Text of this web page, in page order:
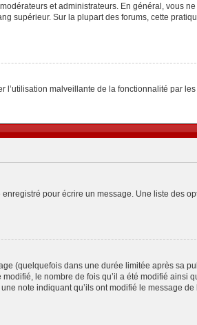
et administrateurs. En général, vous
supérieur. Sur la plupart des forums, cette
l’utilisation malveillante de la fonctionnalité par
pour écrire un message. Une liste des
(quelquefois dans une durée limitée après sa
le nombre de fois qu’il a été modifié ainsi
note indiquant qu’ils ont modifié le message